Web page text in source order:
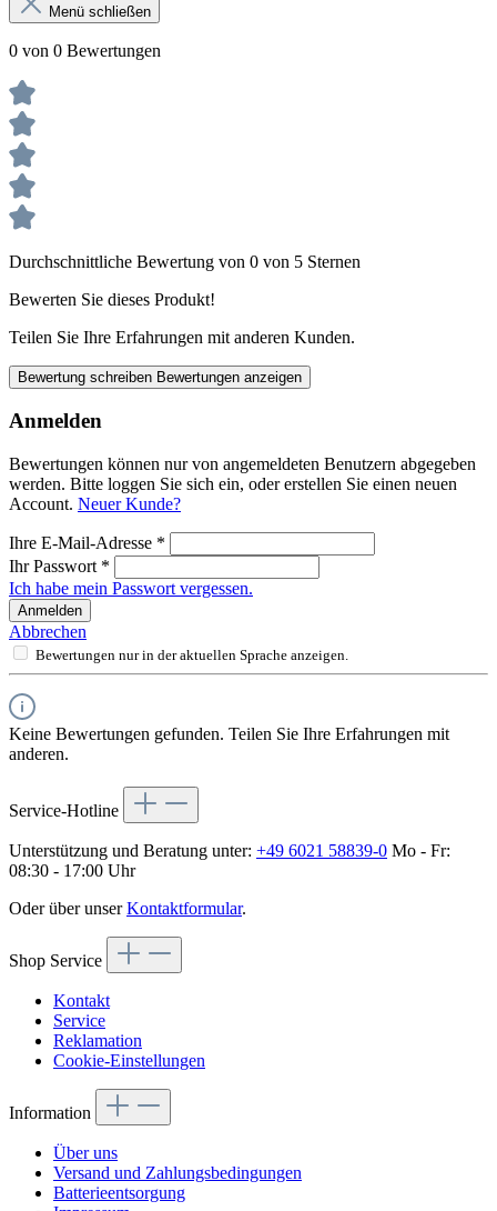
Menü schließen
0 von 0 Bewertungen
Durchschnittliche Bewertung von 0 von 5 Sternen
Bewerten Sie dieses Produkt!
Teilen Sie Ihre Erfahrungen mit anderen Kunden.
Bewertung schreiben Bewertungen anzeigen
Anmelden
Bewertungen können nur von angemeldeten Benutzern abgegeben
werden. Bitte loggen Sie sich ein, oder erstellen Sie einen neuen
Account. Neuer Kunde?
Ihre E-Mail-Adresse *
Ihr Passwort *
Ich habe mein Passwort vergessen.
Anmelden
Abbrechen
Bewertungen nur in der aktuellen Sprache anzeigen.
Keine Bewertungen gefunden. Teilen Sie Ihre Erfahrungen mit
anderen.
Service-Hotline
Unterstützung und Beratung unter: +49 6021 58839-0 Mo - Fr:
08:30 - 17:00 Uhr
Oder über unserKontaktformular.
Shop Service
Kontakt
Service
Reklamation
Cookie-Einstellungen
Information
Über uns
Versand und Zahlungsbedingungen
Batterieentsorgung